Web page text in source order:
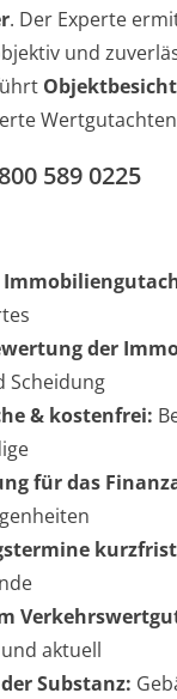
. Der Experte
und
589 0225
der
Scheidung
& kostenfrei:
für das
aktuell
Substanz: